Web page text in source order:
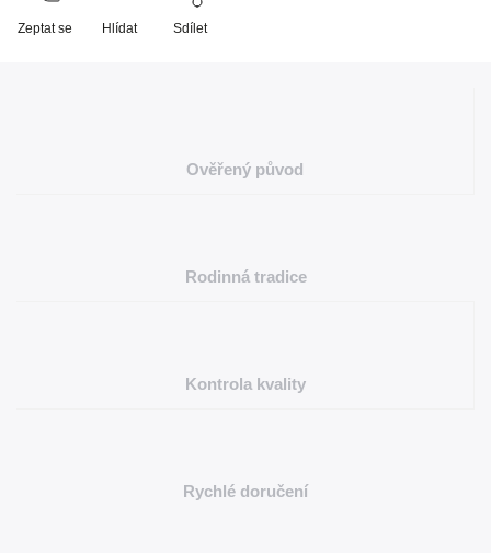
Zeptat se Hlídat Sdílet
Ověřený původ
Rodinná tradice
Kontrola kvality
Rychlé doručení